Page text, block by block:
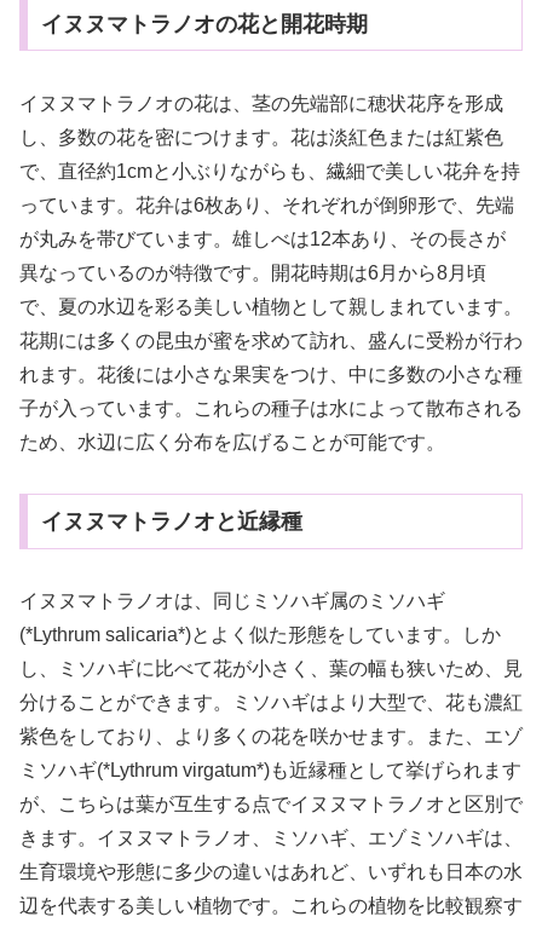
イヌヌマトラノオの花と開花時期
イヌヌマトラノオの花は、茎の先端部に穂状花序を形成
し、多数の花を密につけます。花は淡紅色または紅紫色
で、直径約1cmと小ぶりながらも、繊細で美しい花弁を持
っています。花弁は6枚あり、それぞれが倒卵形で、先端
が丸みを帯びています。雄しべは12本あり、その長さが
異なっているのが特徴です。開花時期は6月から8月頃
で、夏の水辺を彩る美しい植物として親しまれています。
花期には多くの昆虫が蜜を求めて訪れ、盛んに受粉が行わ
れます。花後には小さな果実をつけ、中に多数の小さな種
子が入っています。これらの種子は水によって散布される
ため、水辺に広く分布を広げることが可能です。
イヌヌマトラノオと近縁種
イヌヌマトラノオは、同じミソハギ属のミソハギ
(*Lythrum salicaria*)とよく似た形態をしています。しか
し、ミソハギに比べて花が小さく、葉の幅も狭いため、見
分けることができます。ミソハギはより大型で、花も濃紅
紫色をしており、より多くの花を咲かせます。また、エゾ
ミソハギ(*Lythrum virgatum*)も近縁種として挙げられます
が、こちらは葉が互生する点でイヌヌマトラノオと区別で
きます。イヌヌマトラノオ、ミソハギ、エゾミソハギは、
生育環境や形態に多少の違いはあれど、いずれも日本の水
辺を代表する美しい植物です。これらの植物を比較観察す